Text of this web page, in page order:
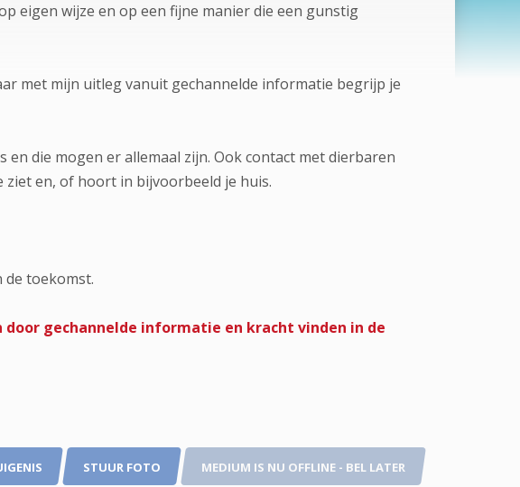
eigen wijze en op een fijne manier die een gunstig
met mijn uitleg vanuit gechannelde informatie begrijp je
die mogen er allemaal zijn. Ook contact met dierbaren
en, of hoort in bijvoorbeeld je huis.
toekomst.
gechannelde informatie en kracht vinden in de
STUUR FOTO MEDIUM IS NU OFFLINE - BEL LATER